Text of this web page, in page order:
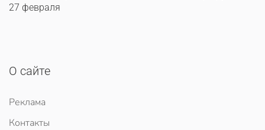
27 февраля
О сайте
Реклама
Контакты